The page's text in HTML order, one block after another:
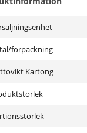
förpackning
Kartong